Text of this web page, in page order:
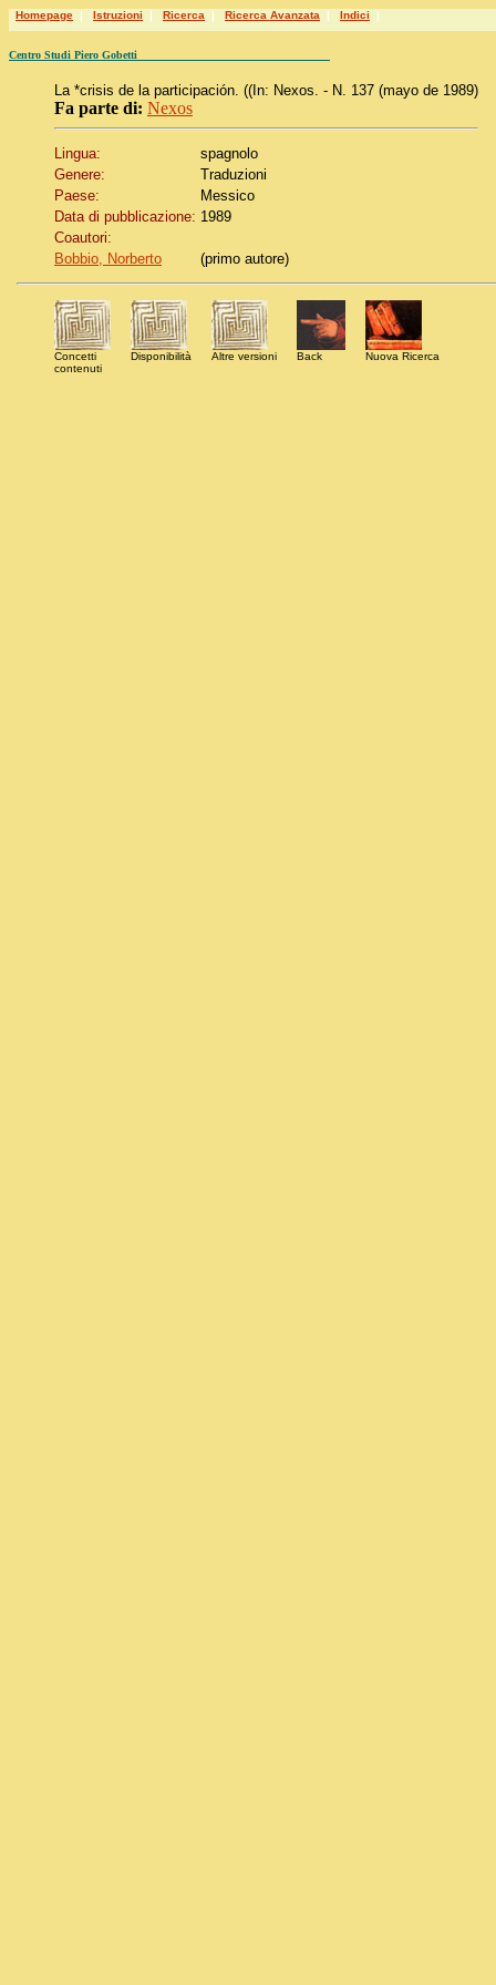
Homepage | Istruzioni | Ricerca | Ricerca Avanzata | Indici |
Centro Studi Piero Gobetti
La *crisis de la participación. ((In: Nexos. - N. 137 (mayo de 1989)
Fa parte di: Nexos
Lingua:
spagnolo
Genere:
Traduzioni
Paese:
Messico
Data di pubblicazione: 1989
Coautori:
Bobbio, Norberto
(primo autore)
Concetti
contenuti
Disponibilità Altre versioni Back Nuova Ricerca